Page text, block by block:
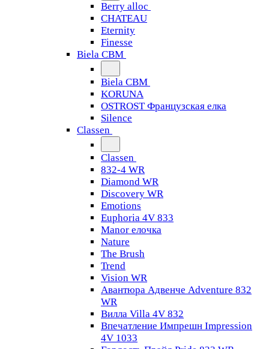
Berry alloc
CHATEAU
Eternity
Finesse
Biela CBM
Biela CBM
KORUNA
OSTROST Французская елка
Silence
Classen
Classen
832-4 WR
Diamond WR
Discovery WR
Emotions
Euphoria 4V 833
Manor елочка
Nature
The Brush
Trend
Vision WR
Авантюра Адвенче Adventure 832
WR
Вилла Villa 4V 832
Впечатление Импрешн Impression
4V 1033